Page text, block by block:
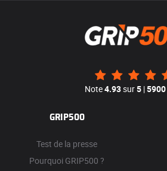
Note4.93sur5 |5900
GRIP500
Test de la presse
Pourquoi GRIP500 ?